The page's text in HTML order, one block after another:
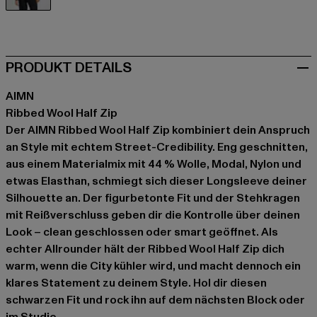
PRODUKT DETAILS
AIMN
Ribbed Wool Half Zip
Der AIMN Ribbed Wool Half Zip kombiniert dein Anspruch
an Style mit echtem Street-Credibility. Eng geschnitten,
aus einem Materialmix mit 44 % Wolle, Modal, Nylon und
etwas Elasthan, schmiegt sich dieser Longsleeve deiner
Silhouette an. Der figurbetonte Fit und der Stehkragen
mit Reißverschluss geben dir die Kontrolle über deinen
Look – clean geschlossen oder smart geöffnet. Als
echter Allrounder hält der Ribbed Wool Half Zip dich
warm, wenn die City kühler wird, und macht dennoch ein
klares Statement zu deinem Style. Hol dir diesen
schwarzen Fit und rock ihn auf dem nächsten Block oder